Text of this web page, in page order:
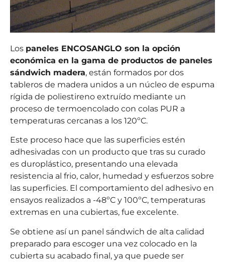
Los paneles ENCOSANGLO son la opción
económica en la gama de productos de paneles
sándwich madera, están formados por dos
tableros de madera unidos a un núcleo de espuma
rígida de poliestireno extruído mediante un
proceso de termoencolado con colas PUR a
temperaturas cercanas a los 120ºC.
Este proceso hace que las superficies estén
adhesivadas con un producto que tras su curado
es duroplástico, presentando una elevada
resistencia al frio, calor, humedad y esfuerzos sobre
las superficies. El comportamiento del adhesivo en
ensayos realizados a -48ºC y 100ºC, temperaturas
extremas en una cubiertas, fue excelente.
Se obtiene así un panel sándwich de alta calidad
preparado para escoger una vez colocado en la
cubierta su acabado final, ya que puede ser